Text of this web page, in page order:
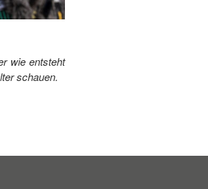
wie entsteht
schauen.